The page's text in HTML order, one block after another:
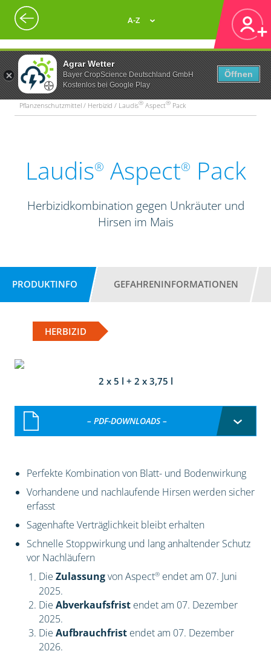
Agrar Wetter
Bayer CropScience Deutschland GmbH
Kostenlos bei Google Play
Öffnen
A-Z
Pflanzenschutzmittel / Herbizid / Laudis® Aspect® Pack
Laudis® Aspect® Pack
Herbizidkombination gegen Unkräuter und
Hirsen im Mais
PRODUKTINFO GEFAHRENINFORMATIONEN
HERBIZID
2 x 5 l + 2 x 3,75 l
– PDF-DOWNLOADS –
Perfekte Kombination von Blatt- und Bodenwirkung
Vorhandene und nachlaufende Hirsen werden sicher
erfasst
Sagenhafte Verträglichkeit bleibt erhalten
Schnelle Stoppwirkung und lang anhaltender Schutz
vor Nachläufern
Die Zulassungvon Aspect®endet am 07. Juni
2025.
Die Abverkaufsfrist endet am 07. Dezember
2025.
Die Aufbrauchfrist endet am 07. Dezember
2026.